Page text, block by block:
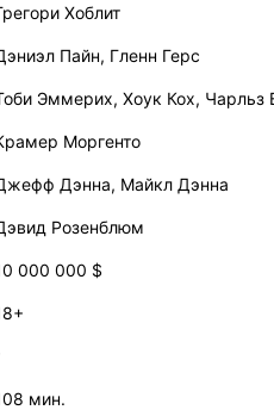
Хоблит
Пайн, Гленн Герс
Эммерих, Хоук Кох, Чарльз
Моргенто
Дэнна, Майкл Дэнна
Розенблюм
000 000 $
мин.